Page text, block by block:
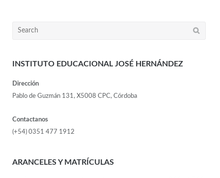
INSTITUTO EDUCACIONAL JOSÉ HERNÁNDEZ
Dirección
Pablo de Guzmán 131, X5008 CPC, Córdoba
Contactanos
(+54) 0351 477 1912
ARANCELES Y MATRÍCULAS